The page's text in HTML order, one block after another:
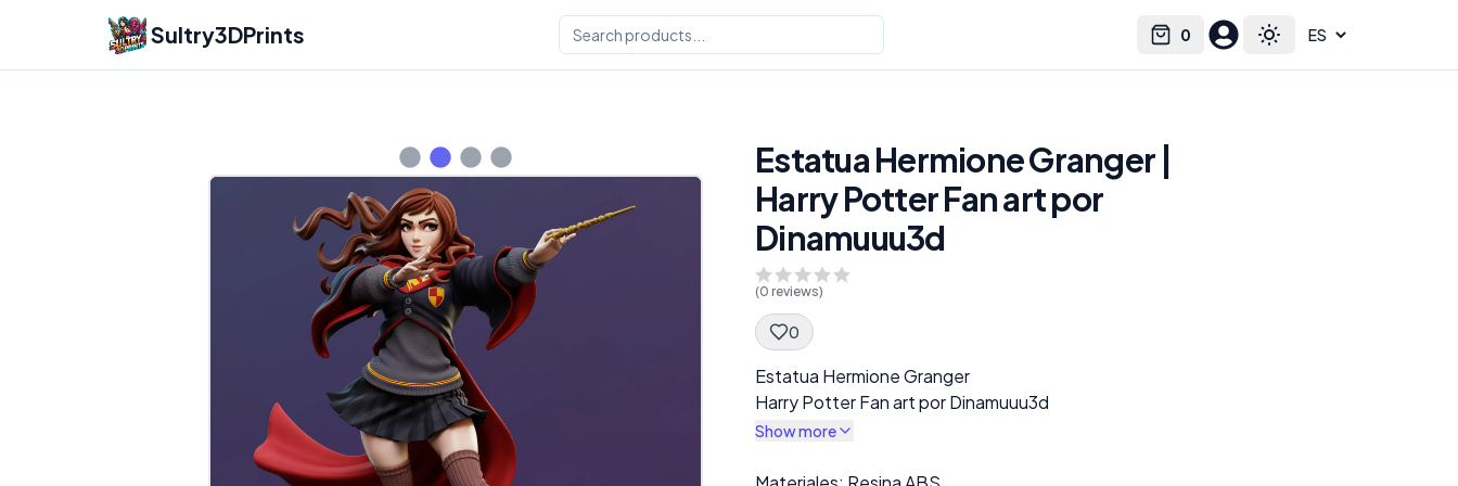
Sultry3DPrints 0
Cart Toggle theme
Select language
Estatua Hermione Granger |
Harry Potter Fan art por
Dinamuuu3d
(0 reviews)
0
Spec Description
Estatua Hermione Granger
Harry Potter Fan art por Dinamuuu3d
Show more
Description